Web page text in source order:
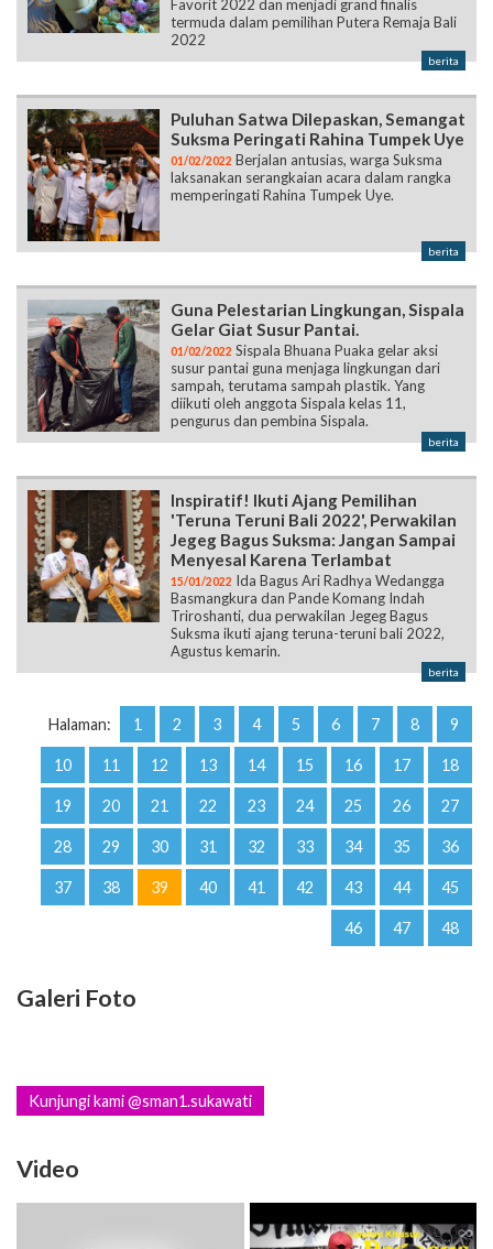
Favorit 2022 dan menjadi grand finalis
termuda dalam pemilihan Putera Remaja Bali
2022
berita
Puluhan Satwa Dilepaskan, Semangat
Suksma Peringati Rahina Tumpek Uye
01/02/2022 Berjalan antusias, warga Suksma
laksanakan serangkaian acara dalam rangka
memperingati Rahina Tumpek Uye.
berita
Guna Pelestarian Lingkungan, Sispala
Gelar Giat Susur Pantai.
01/02/2022 Sispala Bhuana Puaka gelar aksi
susur pantai guna menjaga lingkungan dari
sampah, terutama sampah plastik. Yang
diikuti oleh anggota Sispala kelas 11,
pengurus dan pembina Sispala.
berita
Inspiratif! Ikuti Ajang Pemilihan
'Teruna Teruni Bali 2022', Perwakilan
Jegeg Bagus Suksma: Jangan Sampai
Menyesal Karena Terlambat
15/01/2022 Ida Bagus Ari Radhya Wedangga
Basmangkura dan Pande Komang Indah
Triroshanti, dua perwakilan Jegeg Bagus
Suksma ikuti ajang teruna-teruni bali 2022,
Agustus kemarin.
berita
Halaman: 1 2 3 4 5 6 7 8 9
10 11 12 13 14 15 16 17 18
19 20 21 22 23 24 25 26 27
28 29 30 31 32 33 34 35 36
37 38 39 40 41 42 43 44 45
46 47 48
Galeri Foto
Kunjungi kami @sman1.sukawati
Video